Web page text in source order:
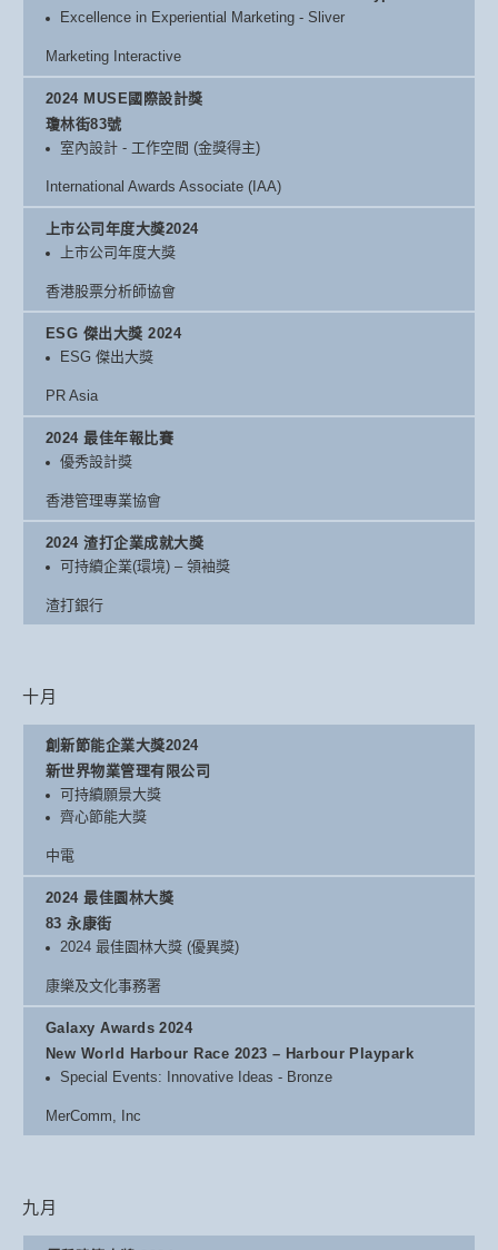
Excellence in Experiential Marketing - Sliver
Marketing Interactive
2024 MUSE國際設計獎
瓊林街83號
室內設計 - 工作空間 (金獎得主)
International Awards Associate (IAA)
上市公司年度大獎2024
上市公司年度大獎
香港股票分析師協會
ESG 傑出大獎 2024
ESG 傑出大獎
PR Asia
2024 最佳年報比賽
優秀設計獎
香港管理專業協會
2024 渣打企業成就大獎
可持續企業(環境) – 領袖獎
渣打銀行
十月
創新節能企業大獎2024
新世界物業管理有限公司
可持續願景大獎
齊心節能大獎
中電
2024 最佳園林大獎
83 永康街
2024 最佳園林大獎 (優異獎)
康樂及文化事務署
Galaxy Awards 2024
New World Harbour Race 2023 – Harbour Playpark
Special Events: Innovative Ideas - Bronze
MerComm, Inc
九月